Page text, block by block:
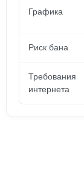
Графика
Риск бана
Требования
интернета